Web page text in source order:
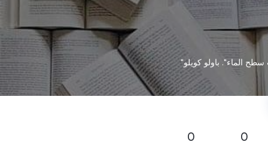
الماء". باولو كويلو
0 0